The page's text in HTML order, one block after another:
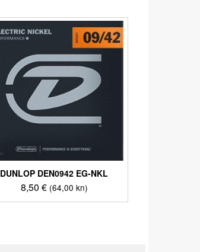
DUNLOP DEN0942 EG-NKL
8,50 € (64,00 kn)